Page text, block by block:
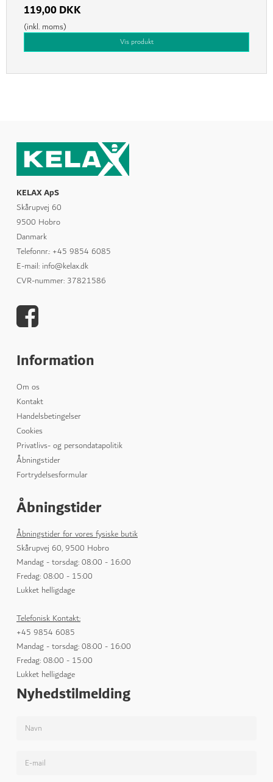
119,00 DKK
(inkl. moms)
Vis produkt
KELAX ApS
Skårupvej 60
9500 Hobro
Danmark
Telefonnr.: +45 9854 6085
E-mail: info@kelax.dk
CVR-nummer: 37821586
Information
Om os
Kontakt
Handelsbetingelser
Cookies
Privatlivs- og persondatapolitik
Åbningstider
Fortrydelsesformular
Åbningstider
Åbningstider for vores fysiske butik
Skårupvej 60, 9500 Hobro
Mandag - torsdag: 08:00 - 16:00
Fredag: 08:00 - 15:00
Lukket helligdage
Telefonisk Kontakt:
+45 9854 6085
Mandag - torsdag: 08:00 - 16:00
Fredag: 08:00 - 15:00
Lukket helligdage
Nyhedstilmelding